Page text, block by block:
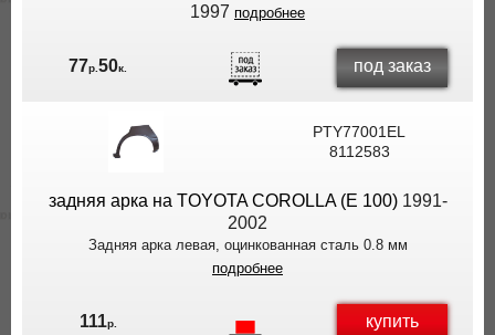
1997 подробнее
77р.50к. под заказ
PTY77001EL
8112583
задняя арка на TOYOTA COROLLA (E 100)1991-
2002
Задняя арка левая, оцинкованная сталь 0.8 мм
подробнее
111р. купить